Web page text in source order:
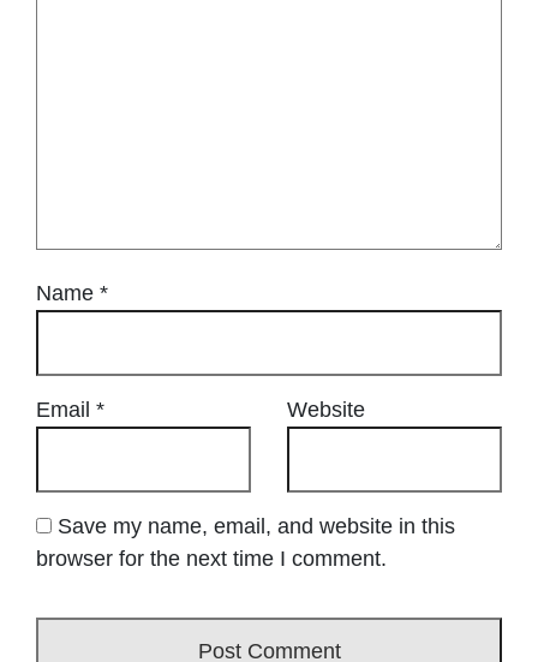
Name *
Email * Website
Save my name, email, and website in this
browser for the next time I comment.